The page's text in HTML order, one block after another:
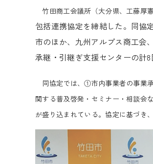
竹田商工会議所（大分県、工藤厚
包括連携協定を締結した。同協
市のほか、九州アルプス商工会
承継・引継ぎ支援センターの計
同協定では、①市内事業者の事業
関する普及啓発・セミナー・相談
が盛り込まれている。協定に基づき